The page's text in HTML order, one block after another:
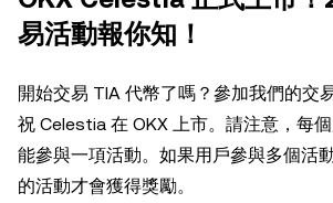
易活動報你知！
開始交易 TIA 代幣了嗎？參加我們的交
祝 Celestia 在 OKX 上市。請注意，每
能參與一項活動。如果用戶參與多個活
的活動才會獲得獎勵。